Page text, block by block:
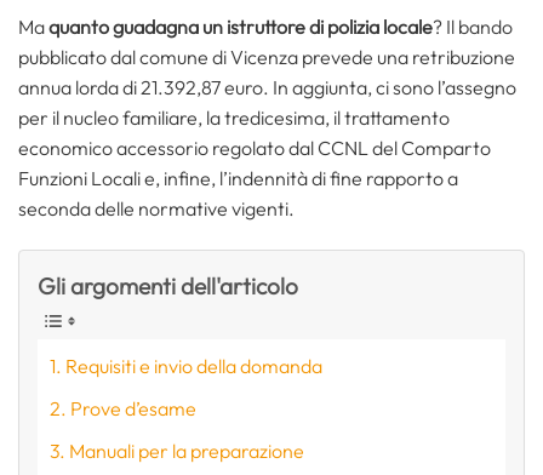
Maquanto guadagna un istruttore di polizia locale? Il bando
pubblicato dal comune di Vicenza prevede una retribuzione
annua lorda di 21.392,87 euro. In aggiunta, ci sono l’assegno
per il nucleo familiare, la tredicesima, il trattamento
economico accessorio regolato dal CCNL del Comparto
Funzioni Locali e, infine, l’indennità di fine rapporto a
seconda delle normative vigenti.
Gli argomenti dell'articolo
Requisiti e invio della domanda
Prove d’esame
Manuali per la preparazione